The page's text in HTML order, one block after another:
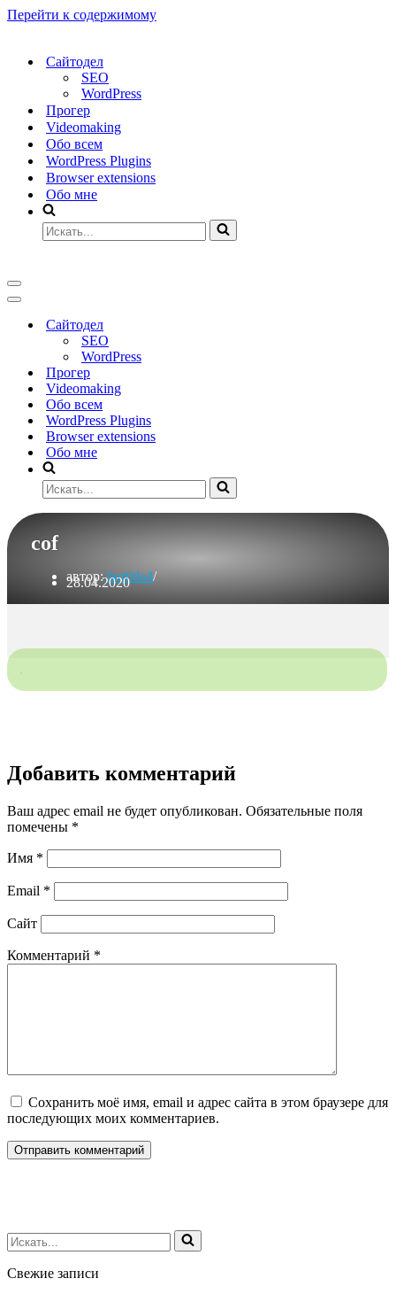
Перейти к содержимому
Сайтодел
SEO
WordPress
Прогер
Videomaking
Обо всем
WordPress Plugins
Browser extensions
Обо мне
Искать...
Меню
навигации
Меню
навигацииСайтодел
SEO
WordPress
Прогер
Videomaking
Обо всем
WordPress Plugins
Browser extensions
Обо мне
Искать...
cof
автор:bor0da4
28.04.2020
Добавить комментарий
Ваш адрес email не будет опубликован. Обязательные поля
помечены *
Имя *
Email *
Сайт
Комментарий *
Сохранить моё имя, email и адрес сайта в этом браузере для
последующих моих комментариев.
Искать...
Свежие записи